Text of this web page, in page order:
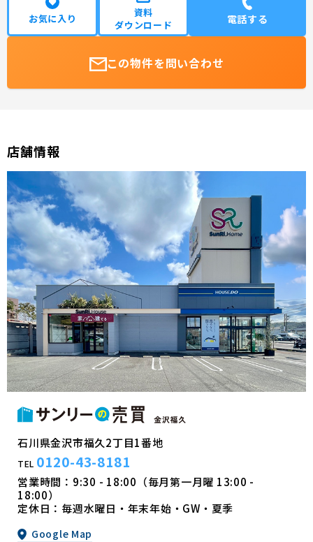
お気に入り
資料
ダウンロード
電話する
この物件を問い合わせ
店舗情報
石川県金沢市福久2丁目1番地
TEL 0120-43-8181
営業時間：9:30 - 18:00（毎月第一月曜 13:00 -
18:00）
定休日：毎週水曜日・年末年始・GW・夏季
Google Map